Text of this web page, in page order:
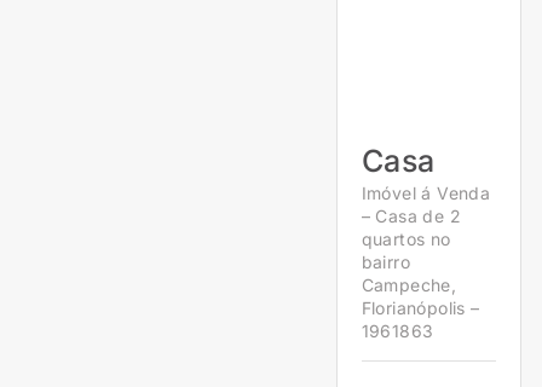
Casa
Imóvel á Venda
– Casa de 2
quartos no
bairro
Campeche,
Florianópolis –
1961863